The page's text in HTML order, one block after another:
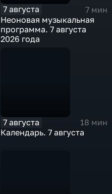
7 августа
7 мин
Неоновая музыкальная
программа. 7 августа
2026 года
7 августа
18 мин
Календарь. 7 августа